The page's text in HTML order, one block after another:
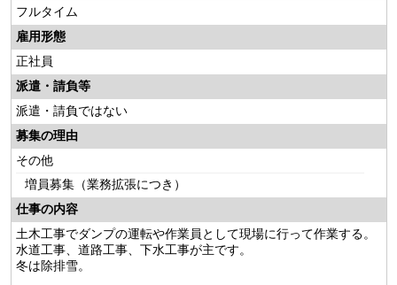
フルタイム
雇用形態
正社員
派遣・請負等
派遣・請負ではない
募集の理由
その他
増員募集（業務拡張につき）
仕事の内容
土木工事でダンプの運転や作業員として現場に行って作業する。
水道工事、道路工事、下水工事が主です。
冬は除排雪。